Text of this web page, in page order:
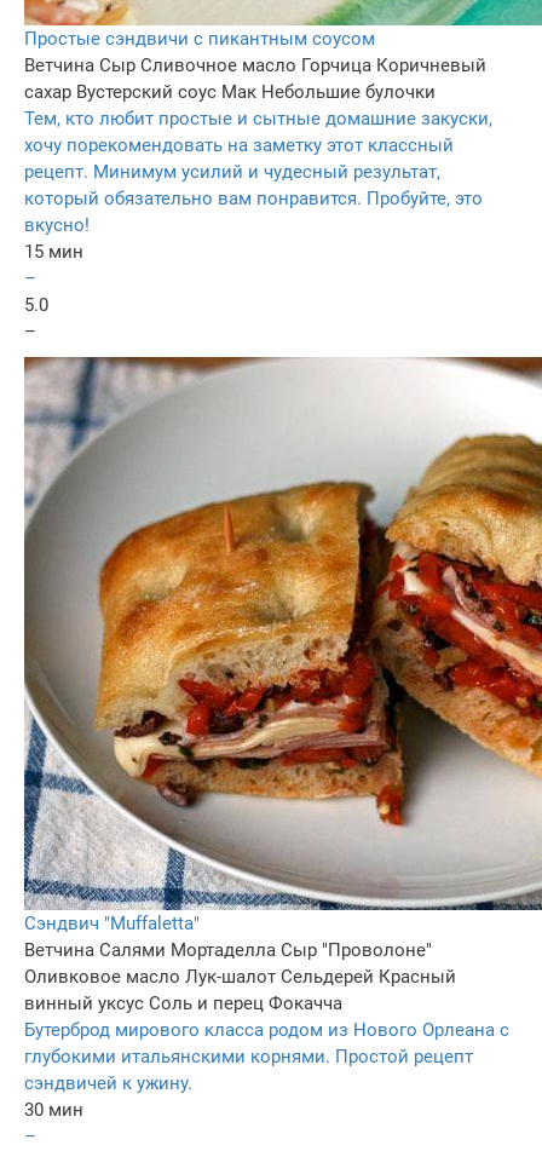
Простые сэндвичи с пикантным соусом
Ветчина Сыр Сливочное масло Горчица Коричневый
сахар Вустерский соус Мак Небольшие булочки
Тем, кто любит простые и сытные домашние закуски,
хочу порекомендовать на заметку этот классный
рецепт. Минимум усилий и чудесный результат,
который обязательно вам понравится. Пробуйте, это
вкусно!
15 мин
–
5.0
–
Сэндвич "Muffaletta"
Ветчина Салями Мортаделла Сыр "Проволоне"
Оливковое масло Лук-шалот Сельдерей Красный
винный уксус Соль и перец Фокачча
Бутерброд мирового класса родом из Нового Орлеана с
глубокими итальянскими корнями. Простой рецепт
сэндвичей к ужину.
30 мин
–